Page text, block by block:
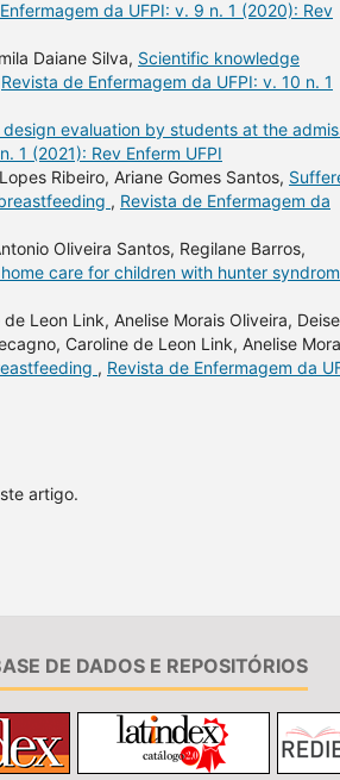
da UFPI: v. 9 n. 1 (2020): Rev
Daiane Silva, Scientific knowledge
Revista de Enfermagem da UFPI: v. 10 n. 1
design evaluation by students at the
1 (2021): Rev Enferm UFPI
Ribeiro, Ariane Gomes Santos,
, Revista de Enfermagem da
Oliveira Santos, Regilane Barros,
care for children with hunter
Leon Link, Anelise Morais Oliveira, Deise
Caroline de Leon Link, Anelise
, Revista de Enfermagem da
artigo.
DE DADOS E REPOSITÓRIOS